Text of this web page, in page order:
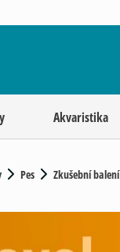
Akvaristika
Pes Zkušební balení